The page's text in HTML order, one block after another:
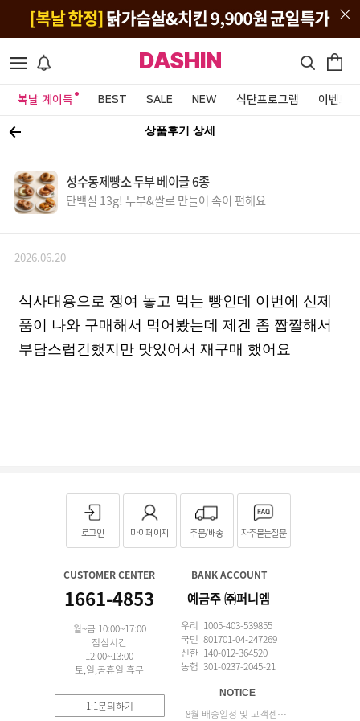
DASHIN
복날 계이득 BEST SALE NEW 식단프로그램 이벤트&
상품후기 상세
성수동제빵소 두부 베이글 6종
단백질 13g! 두부&쌀로 만들어 속이 편해요
2026.06.20
식사대용으로 쟁여 놓고 먹는 빵인데 이번에 신제
품이 나와 구매해서 먹어봤는데 제겐 좀 짭짤해서
부담스럽긴했지만 맛있어서 재구매 했어요
로그인 마이페이지 주문/배송 자주묻는질문
CUSTOMER CENTER
1661-4853
월~금 10:00~17:00
점심시간
12:00~13:00
토,일,공휴일 휴무
1:1문의하기
BANK ACCOUNT
예금주 ㈜퍼니엠
우리 1005-403-539855
국민 801701-04-247269
신한 140-012-364520
농협 301-0237-2045-21
NOTICE
8월 배송일정 및 고객센터 업무 안내